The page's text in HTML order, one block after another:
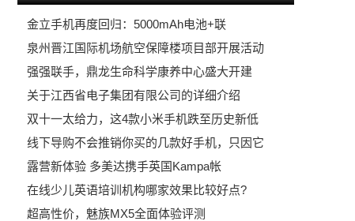
金立手机再度回归：5000mAh电池+联
泉州晋江国际机场航空保障楼项目部开展活动
强强联手，鼎龙生命科学康养中心盛大开建
关于江西省电子集团有限公司的详细介绍
双十一太给力，这4款小米手机跌至历史新低
线下导购不会推销你买的几款好手机，只因它
露营新体验 多美达携手英国Kampa帐
在线少儿英语培训机构哪家效果比较好点?
超高性价，魅族MX5全面体验评测